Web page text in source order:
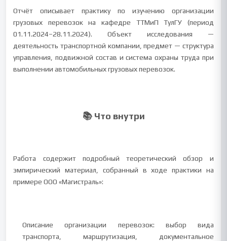
Отчёт описывает практику по изучению организации
грузовых перевозок на кафедре ТТМиП ТулГУ (период
01.11.2024–28.11.2024). Объект исследования —
деятельность транспортной компании, предмет — структура
управления, подвижной состав и система охраны труда при
выполнении автомобильных грузовых перевозок.
📚 Что внутри
Работа содержит подробный теоретический обзор и
эмпирический материал, собранный в ходе практики на
примере ООО «Магистраль»:
Описание организации перевозок: выбор вида
транспорта, маршрутизация, документальное